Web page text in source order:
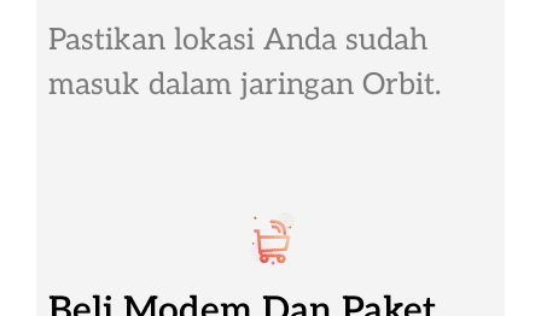
Pastikan lokasi Anda sudah
masuk dalam jaringan Orbit.